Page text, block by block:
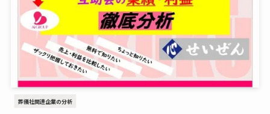
葬儀社関連企業の分析